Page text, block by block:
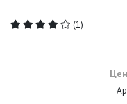
(1)